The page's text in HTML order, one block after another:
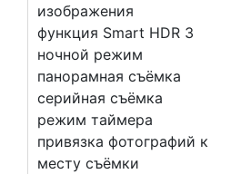
изображения
функция Smart HDR 3
ночной режим
панорамная съёмка
серийная съëмка
режим таймера
привязка фотографий к
месту съёмки